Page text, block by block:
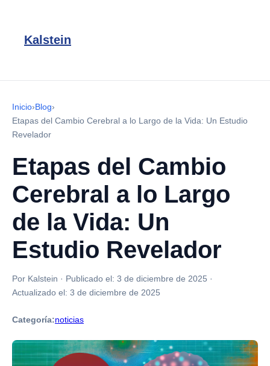
Kalstein
Inicio›Blog›
Etapas del Cambio Cerebral a lo Largo de la Vida: Un Estudio
Revelador
Etapas del Cambio
Cerebral a lo Largo
de la Vida: Un
Estudio Revelador
Por Kalstein · Publicado el: 3 de diciembre de 2025 ·
Actualizado el: 3 de diciembre de 2025
Categoría:noticias